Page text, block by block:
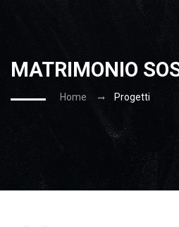
MATRIMONIO
Home Progetti